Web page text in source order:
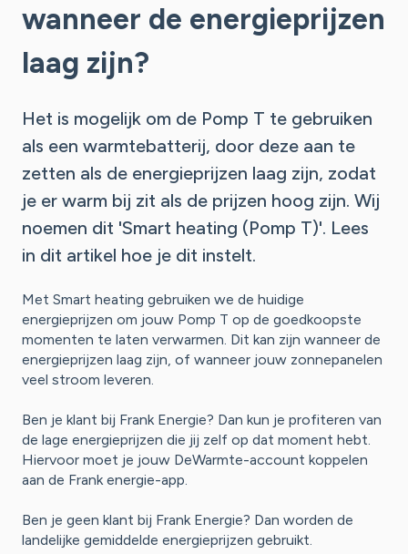
wanneer de energieprijzen
laag zijn?
Het is mogelijk om de Pomp T te gebruiken
als een warmtebatterij, door deze aan te
zetten als de energieprijzen laag zijn, zodat
je er warm bij zit als de prijzen hoog zijn. Wij
noemen dit 'Smart heating (Pomp T)'. Lees
in dit artikel hoe je dit instelt.
Met Smart heating gebruiken we de huidige
energieprijzen om jouw Pomp T op de goedkoopste
momenten te laten verwarmen. Dit kan zijn wanneer de
energieprijzen laag zijn, of wanneer jouw zonnepanelen
veel stroom leveren.
Ben je klant bij Frank Energie? Dan kun je profiteren van
de lage energieprijzen die jij zelf op dat moment hebt.
Hiervoor moet je jouw DeWarmte-account koppelen
aan de Frank energie-app.
Ben je geen klant bij Frank Energie? Dan worden de
landelijke gemiddelde energieprijzen gebruikt.